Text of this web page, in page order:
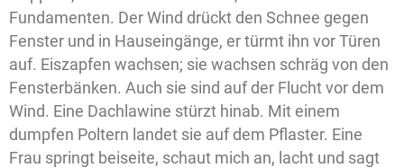
Fundamenten. Der Wind drückt den Schnee gegen
Fenster und in Hauseingänge, er türmt ihn vor Türen
auf. Eiszapfen wachsen; sie wachsen schräg von den
Fensterbänken. Auch sie sind auf der Flucht vor dem
Wind. Eine Dachlawine stürzt hinab. Mit einem
dumpfen Poltern landet sie auf dem Pflaster. Eine
Frau springt beiseite, schaut mich an, lacht und sagt